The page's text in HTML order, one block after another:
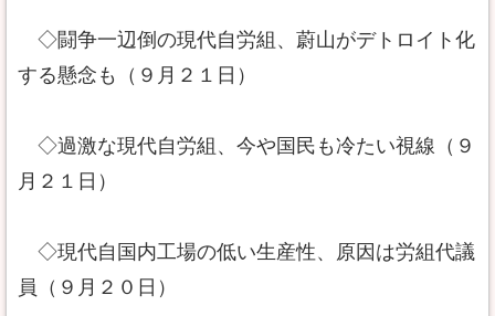
◇闘争一辺倒の現代自労組、蔚山がデトロイト化
する懸念も（９月２１日）
◇過激な現代自労組、今や国民も冷たい視線（９
月２１日）
◇現代自国内工場の低い生産性、原因は労組代議
員（９月２０日）